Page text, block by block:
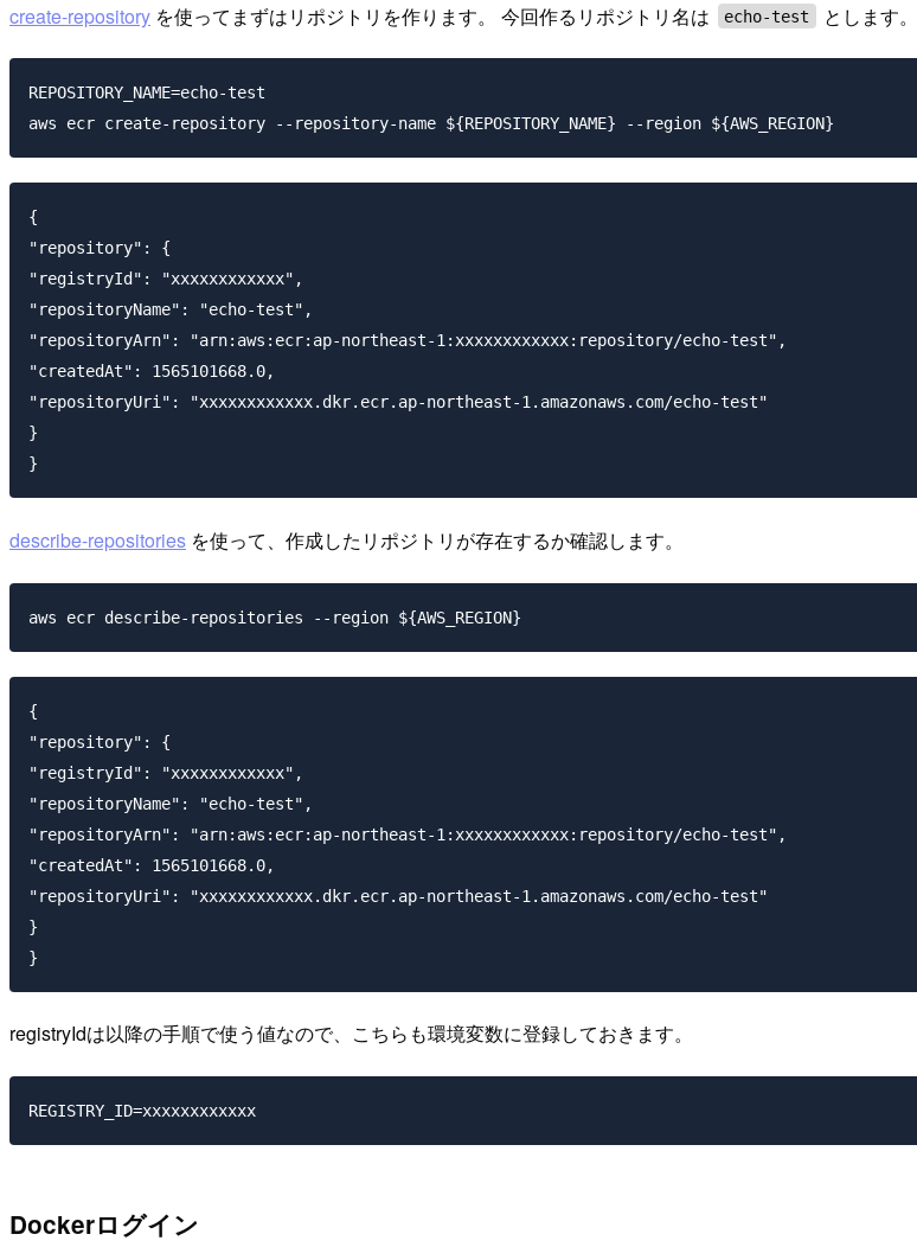
create-repository を使ってまずはリポジトリを作ります。 今回作るリポジトリ名は echo-test とします。
REPOSITORY_NAME=echo-test
{
"repository": {
"registryId": "xxxxxxxxxxxx",
"repositoryName": "echo-test",
"repositoryArn": "arn:aws:ecr:ap-northeast-1:xxxxxxxxxxxx:repository/echo-test",
"createdAt": 1565101668.0,
"repositoryUri": "xxxxxxxxxxxx.dkr.ecr.ap-northeast-1.amazonaws.com/echo-test"
}
describe-repositories を使って、作成したリポジトリが存在するか確認します。
{
"repository": {
"registryId": "xxxxxxxxxxxx",
"repositoryName": "echo-test",
"repositoryArn": "arn:aws:ecr:ap-northeast-1:xxxxxxxxxxxx:repository/echo-test",
"createdAt": 1565101668.0,
"repositoryUri": "xxxxxxxxxxxx.dkr.ecr.ap-northeast-1.amazonaws.com/echo-test"
}
registryIdは以降の手順で使う値なので、こちらも環境変数に登録しておきます。
Dockerログイン